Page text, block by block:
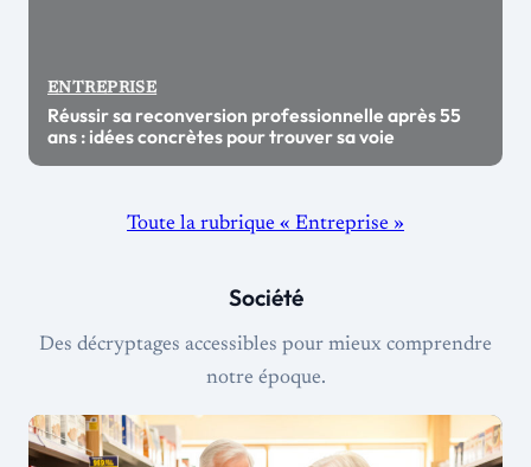
ENTREPRISE
Réussir sa reconversion professionnelle après 55
ans : idées concrètes pour trouver sa voie
Toute la rubrique « Entreprise »
Société
Des décryptages accessibles pour mieux comprendre
notre époque.